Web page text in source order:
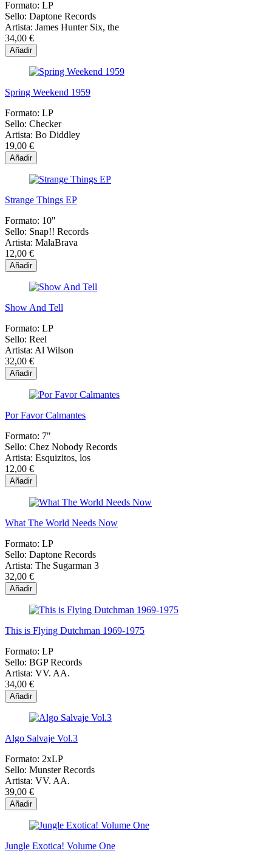
Formato: LP
Sello: Daptone Records
Artista: James Hunter Six, the
34,00 €
Añadir
Spring Weekend 1959
Formato: LP
Sello: Checker
Artista: Bo Diddley
19,00 €
Añadir
Strange Things EP
Formato: 10"
Sello: Snap!! Records
Artista: MalaBrava
12,00 €
Añadir
Show And Tell
Formato: LP
Sello: Reel
Artista: Al Wilson
32,00 €
Añadir
Por Favor Calmantes
Formato: 7"
Sello: Chez Nobody Records
Artista: Esquizitos, los
12,00 €
Añadir
What The World Needs Now
Formato: LP
Sello: Daptone Records
Artista: The Sugarman 3
32,00 €
Añadir
This is Flying Dutchman 1969-1975
Formato: LP
Sello: BGP Records
Artista: VV. AA.
34,00 €
Añadir
Algo Salvaje Vol.3
Formato: 2xLP
Sello: Munster Records
Artista: VV. AA.
39,00 €
Añadir
Jungle Exotica! Volume One